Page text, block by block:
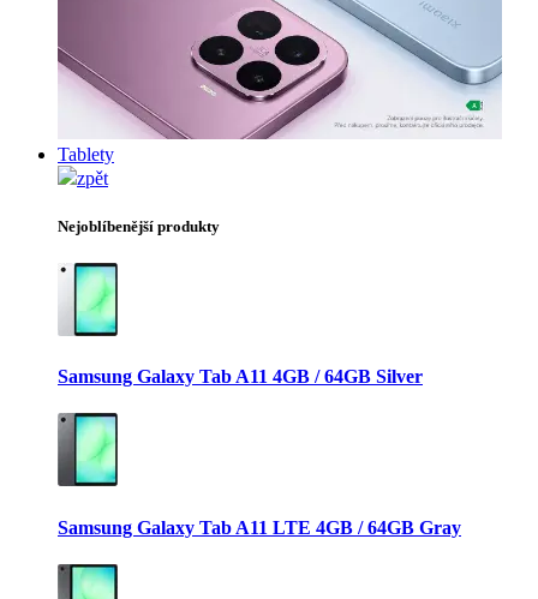
Tablety
zpět
Nejoblíbenější produkty
Samsung Galaxy Tab A11 4GB / 64GB Silver
Samsung Galaxy Tab A11 LTE 4GB / 64GB Gray